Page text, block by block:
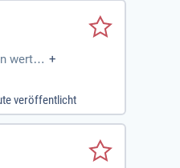
wertvo +
veröffentlicht